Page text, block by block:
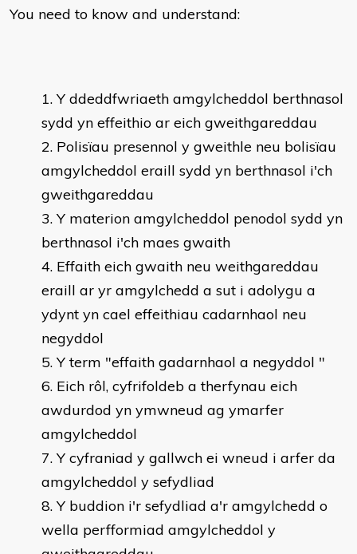
You need to know and understand:
Y ddeddfwriaeth amgylcheddol berthnasol
sydd yn effeithio ar eich gweithgareddau
Polisïau presennol y gweithle neu bolisïau
amgylcheddol eraill sydd yn berthnasol i'ch
gweithgareddau
Y materion amgylcheddol penodol sydd yn
berthnasol i'ch maes gwaith
Effaith eich gwaith neu weithgareddau
eraill ar yr amgylchedd a sut i adolygu a
ydynt yn cael effeithiau cadarnhaol neu
negyddol
Y term "effaith gadarnhaol a negyddol "
Eich rôl, cyfrifoldeb a therfynau eich
awdurdod yn ymwneud ag ymarfer
amgylcheddol
Y cyfraniad y gallwch ei wneud i arfer da
amgylcheddol y sefydliad
Y buddion i'r sefydliad a'r amgylchedd o
wella perfformiad amgylcheddol y